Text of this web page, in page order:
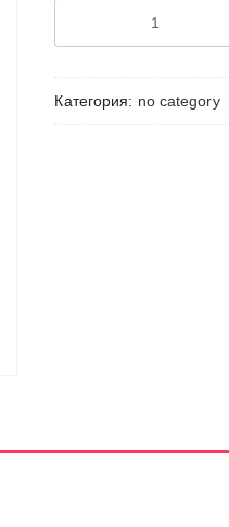
Категория: no category